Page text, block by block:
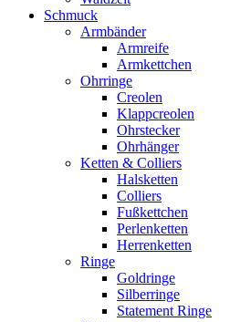
Schmuck
Armbänder
Armreife
Armkettchen
Ohrringe
Creolen
Klappcreolen
Ohrstecker
Ohrhänger
Ketten & Colliers
Halsketten
Colliers
Fußkettchen
Perlenketten
Herrenketten
Ringe
Goldringe
Silberringe
Statement Ringe